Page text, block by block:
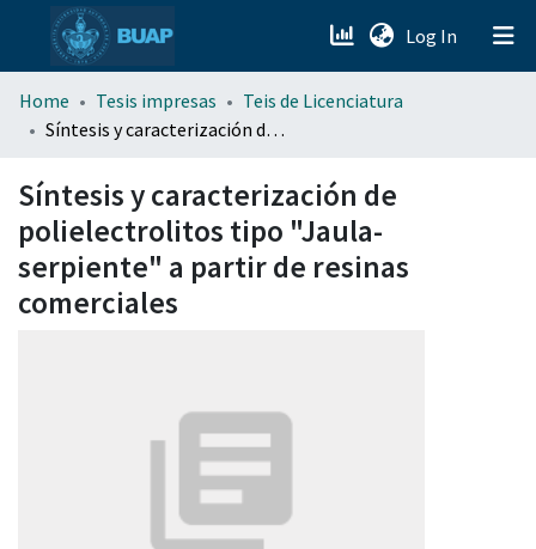
Log In (current)
menu.section.about_menu
Home Tesis impresas
Teis de Licenciatura
Síntesis y caracterización de polielectrolitos tipo "Jaula-serpiente" a partir de resinas comerciales
Síntesis y caracterización de
polielectrolitos tipo "Jaula-
serpiente" a partir de resinas
comerciales